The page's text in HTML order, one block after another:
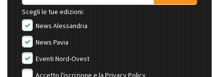
Scegli le tue edizioni:
News Alessandria
News Pavia
Eventi Nord-Ovest